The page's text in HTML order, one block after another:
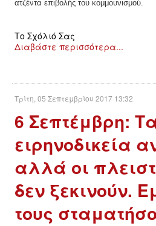
ατζέντα επιβολής του κομμουνισμού.
Το Σχόλιό Σας
Διαβάστε περισσότερα...
Τρίτη, 05 Σεπτεμβρίου 2017 13:32
6 Σεπτέμβρη:
ειρηνοδικεία
αλλά οι
δεν ξεκινούν.
τους